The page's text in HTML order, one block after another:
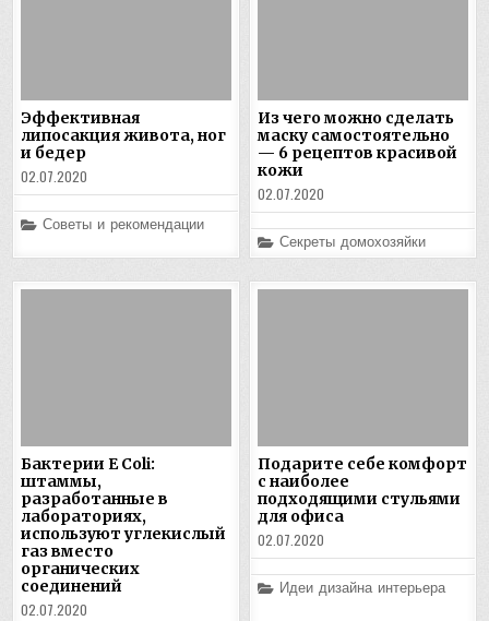
Эффективная
липосакция живота, ног
и бедер
02.07.2020
Posted
Советы и рекомендации
Из чего можно сделать
маску самостоятельно
— 6 рецептов красивой
кожи
02.07.2020
Posted
in
Секреты домохозяйки
Бактерии E Coli:
штаммы,
разработанные в
лабораториях,
используют углекислый
газ вместо
органических
соединений
02.07.2020
Подарите себе комфорт
с наиболее
подходящими стульями
для офиса
02.07.2020
Posted
in
Идеи дизайна интерьера